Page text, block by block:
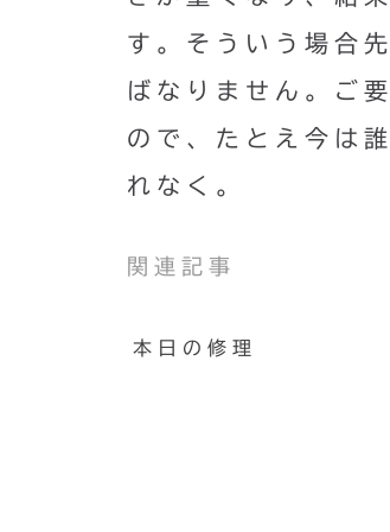
す。そういう場合
ばなりません。ご
ので、たとえ今は
れなく。
関連記事
本日の修理